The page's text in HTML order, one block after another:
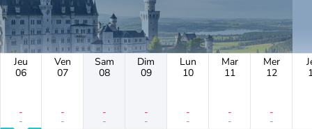
Jeu
06
-
-
Ven
07
-
-
Sam
08
-
-
Dim
09
-
-
Lun
10
-
-
Mar
11
-
-
Mer
12
-
-